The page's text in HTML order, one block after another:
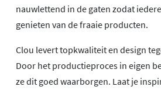
nauwlettend in de gaten zodat
genieten van de fraaie producten.
Clou levert topkwaliteit en design
Door het productieproces in eigen
ze dit goed waarborgen. Laat je